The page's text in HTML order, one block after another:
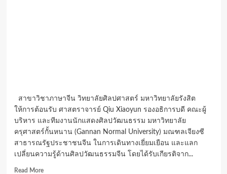
สาขาวิชาภาษาจีน วิทยาลัยศิลปศาสตร์ มหาวิทยาลัยรังสิต
ให้การต้อนรับ ศาสตราจารย์ Qiu Xiaoyun รองอธิการบดี คณะผู้
บริหาร และทีมงานนักแสดงศิลปวัฒนธรรม มหาวิทยาลัย
ครุศาสตร์กั้นหนาน (Gannan Normal University) มณฑลเจียงซี
สาธารณรัฐประชาชนจีน ในการเดินทางเยี่ยมเยือน และแลก
เปลี่ยนความรู้ด้านศิลปวัฒนธรรมจีน โดยได้รับเกียรติจาก...
Read MoreRead